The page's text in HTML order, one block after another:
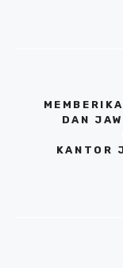
DAN
KANTOR